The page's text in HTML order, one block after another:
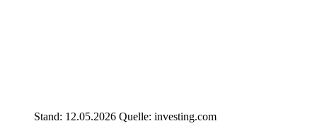
Stand: 12.05.2026 Quelle: investing.com